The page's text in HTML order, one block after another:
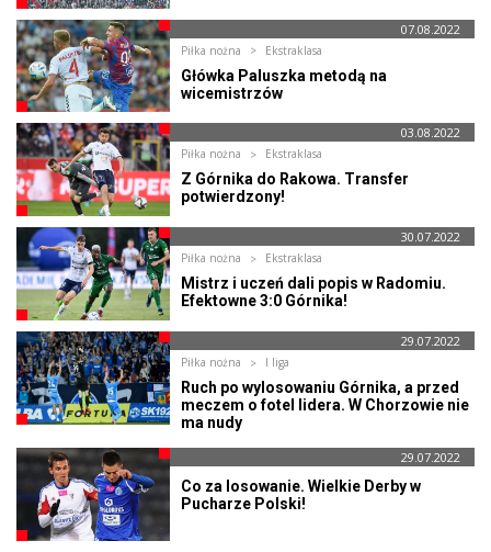
07.08.2022
Piłka nożna Ekstraklasa
Główka Paluszka metodą na
wicemistrzów
03.08.2022
Piłka nożna Ekstraklasa
Z Górnika do Rakowa. Transfer
potwierdzony!
30.07.2022
Piłka nożna Ekstraklasa
Mistrz i uczeń dali popis w Radomiu.
Efektowne 3:0 Górnika!
29.07.2022
Piłka nożna I liga
Ruch po wylosowaniu Górnika, a przed
meczem o fotel lidera. W Chorzowie nie
ma nudy
29.07.2022
Co za losowanie. Wielkie Derby w
Pucharze Polski!